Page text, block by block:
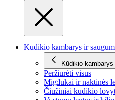
Kūdikio kambarys ir
Kūdikio kambarys
Peržiūrėti visus
Migdukai ir naktinės
Čiužiniai kūdikio